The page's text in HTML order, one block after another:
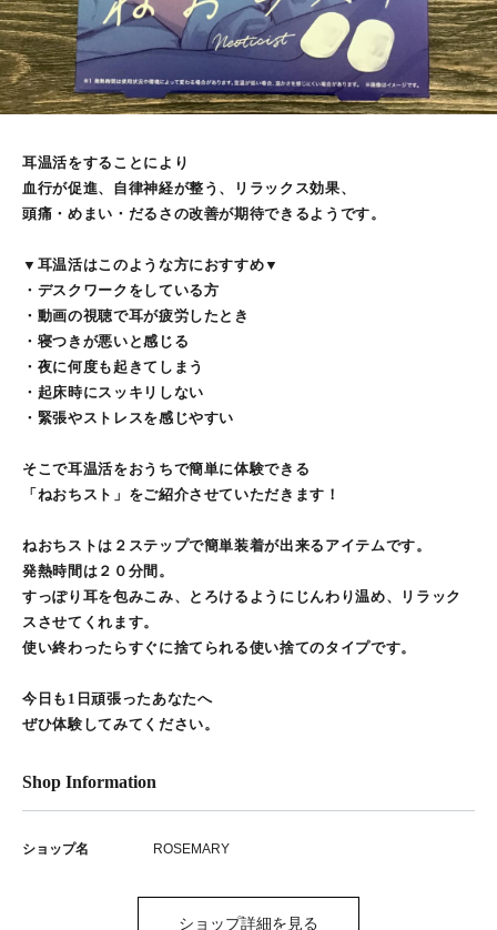
耳温活をすることにより
血行が促進、自律神経が整う、リラックス効果、
頭痛・めまい・だるさの改善が期待できるようです。
▼耳温活はこのような方におすすめ▼
・デスクワークをしている方
・動画の視聴で耳が疲労したとき
・寝つきが悪いと感じる
・夜に何度も起きてしまう
・起床時にスッキリしない
・緊張やストレスを感じやすい
そこで耳温活をおうちで簡単に体験できる
「ねおちスト」をご紹介させていただきます！
ねおちストは２ステップで簡単装着が出来るアイテムです。
発熱時間は２０分間。
すっぽり耳を包みこみ、とろけるようにじんわり温め、リラック
スさせてくれます。
使い終わったらすぐに捨てられる使い捨てのタイプです。
今日も1日頑張ったあなたへ
ぜひ体験してみてください。
Shop Information
ショップ名 ROSEMARY
ショップ詳細を見る